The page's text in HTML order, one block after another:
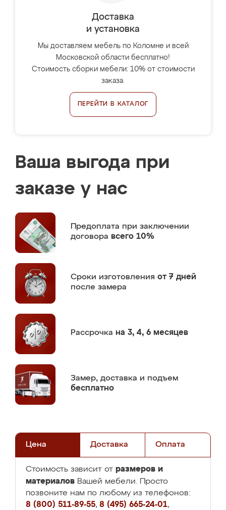
Доставка
и установка
Мы доставляем мебель по Коломне и всей
Московской области бесплатно!
Стоимость сборки мебели: 10% от стоимости
заказа.
ПЕРЕЙТИ В КАТАЛОГ
Ваша выгода при
заказе у нас
Предоплата при заключении
договора всего 10%
Сроки изготовления от 7 дней
после замера
Рассрочка на 3, 4, 6 месяцев
Замер, доставка и подъем
бесплатно
Цена Доставка Оплата
Стоимость зависит от размеров и
материалов Вашей мебели. Просто
позвоните нам по любому из телефонов:
8 (800) 511-89-55, 8 (495) 665-24-01,